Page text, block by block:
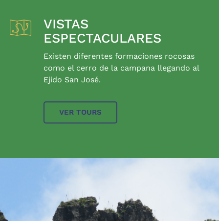
VISTAS
ESPECTACULARES
Existen diferentes formaciones rocosas
como el cerro de la campana llegando al
Ejido San José.
VER TOURS